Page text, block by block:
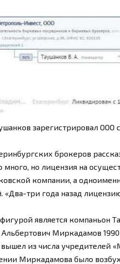
зарегистрировал
брокеров
много, но лицензия на
компании, а
«Два-три года назад
является компаньон
Миркадамов
из числа учредителей
Миркадамова было